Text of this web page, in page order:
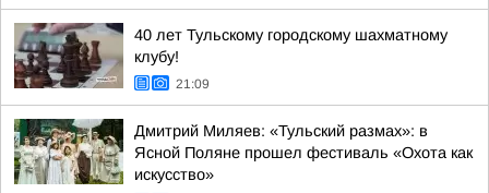
40 лет Тульскому городскому шахматному
клубу!
21:09
Дмитрий Миляев: «Тульский размах»: в
Ясной Поляне прошел фестиваль «Охота как
искусство»